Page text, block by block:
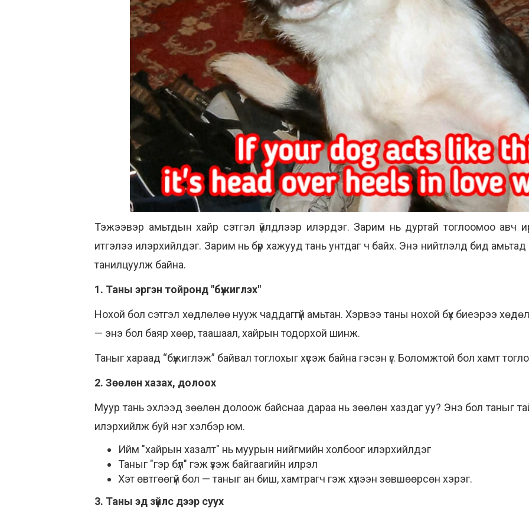
Тэжээвэр амьтдын хайр сэтгэл үйлдлээр илэрдэг. Зарим нь дуртай тоглоомоо авч
итгэлээ илэрхийлдэг. Зарим нь бүр хажууд тань унтдаг ч байх. Энэ нийтлэлд бид
танилцуулж байна.
1. Таны эргэн тойронд "бүжиглэх"
Нохой бол сэтгэл хөдлөлөө нууж чаддаггүй амьтан. Хэрвээ таны нохой бүх биеэрээ
— энэ бол баяр хөөр, таашаал, хайрын тодорхой шинж.
Таныг хараад “бүжиглэж” байвал тоглохыг хүсэж байна гэсэн үг. Боломжтой бол хамт
2. Зөөлөн хазах, долоох
Муур тань эхлээд зөөлөн долоож байснаа дараа нь зөөлөн хаздаг уу? Энэ бол таныг
илэрхийлж буй нэг хэлбэр юм.
Ийм "хайрын хазалт" нь муурын нийгмийн холбоог илэрхийлдэг
Таныг "гэр бүл" гэж үзэж байгаагийн илрэл
Хэт өвтгөөгүй бол — таныг ан биш, хамтрагч гэж хүлээн зөвшөөрсөн хэрэг.
3. Таны эд зүйлс дээр суух